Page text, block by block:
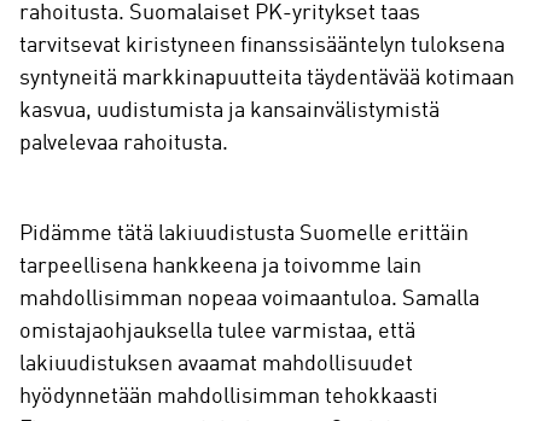
rahoitusta. Suomalaiset PK-yritykset taas
tarvitsevat kiristyneen finanssisääntelyn tuloksena
syntyneitä markkinapuutteita täydentävää kotimaan
kasvua, uudistumista ja kansainvälistymistä
palvelevaa rahoitusta.
Pidämme tätä lakiuudistusta Suomelle erittäin
tarpeellisena hankkeena ja toivomme lain
mahdollisimman nopeaa voimaantuloa. Samalla
omistajaohjauksella tulee varmistaa, että
lakiuudistuksen avaamat mahdollisuudet
hyödynnetään mahdollisimman tehokkaasti